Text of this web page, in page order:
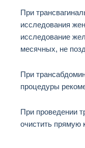
При
исследования
исследование
месячных, не
При
процедуры
При проведении
очистить